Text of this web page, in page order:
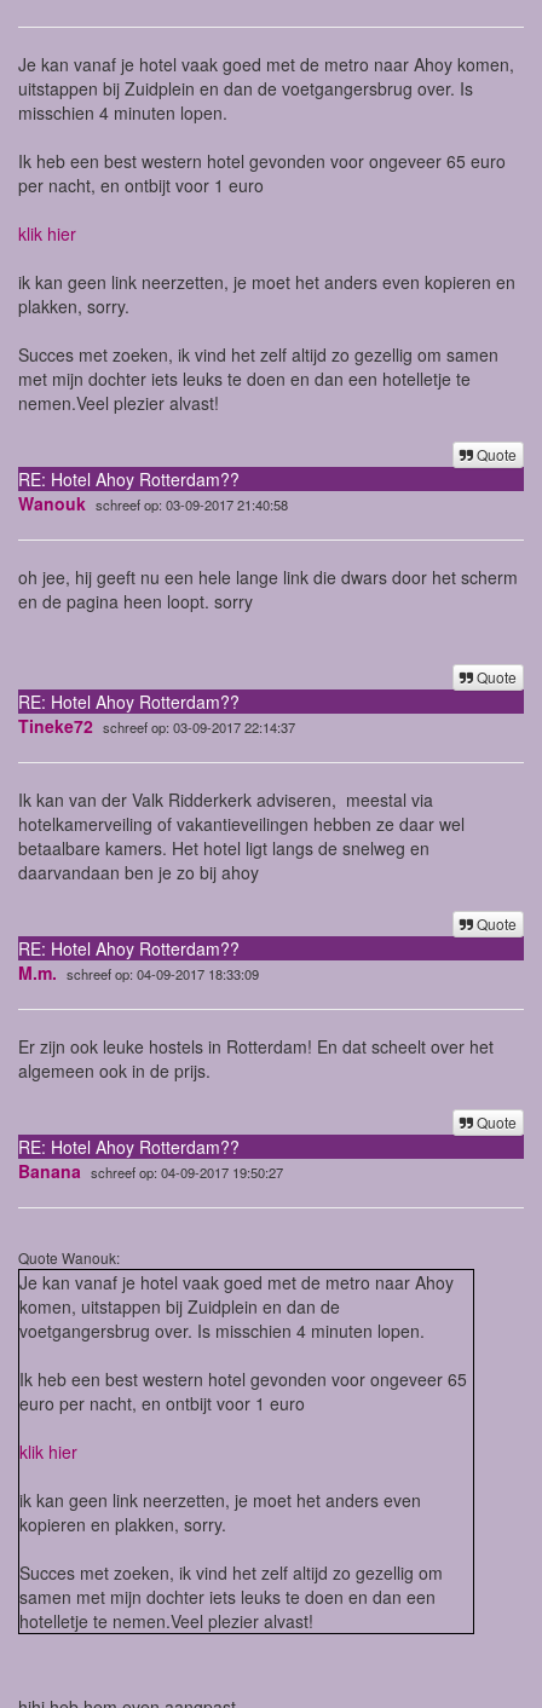
Je kan vanaf je hotel vaak goed met de metro naar Ahoy komen,
uitstappen bij Zuidplein en dan de voetgangersbrug over. Is
misschien 4 minuten lopen.
Ik heb een best western hotel gevonden voor ongeveer 65 euro
per nacht, en ontbijt voor 1 euro
klik hier
ik kan geen link neerzetten, je moet het anders even kopieren en
plakken, sorry.
Succes met zoeken, ik vind het zelf altijd zo gezellig om samen
met mijn dochter iets leuks te doen en dan een hotelletje te
nemen.Veel plezier alvast!
Quote
RE: Hotel Ahoy Rotterdam??
Wanouk schreef op: 03-09-2017 21:40:58
oh jee, hij geeft nu een hele lange link die dwars door het scherm
en de pagina heen loopt. sorry
Quote
RE: Hotel Ahoy Rotterdam??
Tineke72 schreef op: 03-09-2017 22:14:37
Ik kan van der Valk Ridderkerk adviseren, meestal via
hotelkamerveiling of vakantieveilingen hebben ze daar wel
betaalbare kamers. Het hotel ligt langs de snelweg en
daarvandaan ben je zo bij ahoy
Quote
RE: Hotel Ahoy Rotterdam??
M.m. schreef op: 04-09-2017 18:33:09
Er zijn ook leuke hostels in Rotterdam! En dat scheelt over het
algemeen ook in de prijs.
Quote
RE: Hotel Ahoy Rotterdam??
Banana schreef op: 04-09-2017 19:50:27
Quote Wanouk:
Je kan vanaf je hotel vaak goed met de metro naar Ahoy
komen, uitstappen bij Zuidplein en dan de
voetgangersbrug over. Is misschien 4 minuten lopen.
Ik heb een best western hotel gevonden voor ongeveer 65
euro per nacht, en ontbijt voor 1 euro
klik hier
ik kan geen link neerzetten, je moet het anders even
kopieren en plakken, sorry.
Succes met zoeken, ik vind het zelf altijd zo gezellig om
samen met mijn dochter iets leuks te doen en dan een
hotelletje te nemen.Veel plezier alvast!